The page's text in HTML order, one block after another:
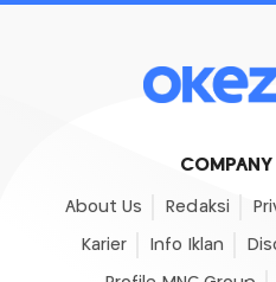
COMPANY
About Us Redaksi
Karier Info Iklan